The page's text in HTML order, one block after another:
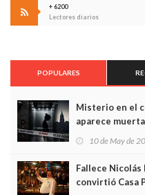
+ 6200
Lectores diarios
POPULARES
Misterio en el
aparece
10 de May de
Fallece Nicolás
convirtió Casa